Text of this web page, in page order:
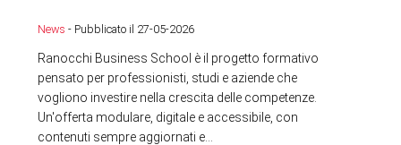
News - Pubblicato il 27-05-2026
Ranocchi Business School è il progetto formativo
pensato per professionisti, studi e aziende che
vogliono investire nella crescita delle competenze.
Un'offerta modulare, digitale e accessibile, con
contenuti sempre aggiornati e...